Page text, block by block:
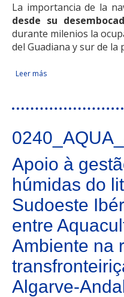
La importancia de la
desde su
durante milenios la
del Guadiana y sur de la
Leer más sobre Guadiana:
Apoio à
húmidas do
Sudoeste
entre
Ambiente na
Algarve-